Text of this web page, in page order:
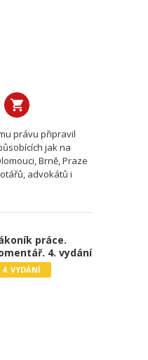
právu připravil
jak na
Brně, Praze
advokátů i
práce.
4. vydání
4. VYDÁNÍ